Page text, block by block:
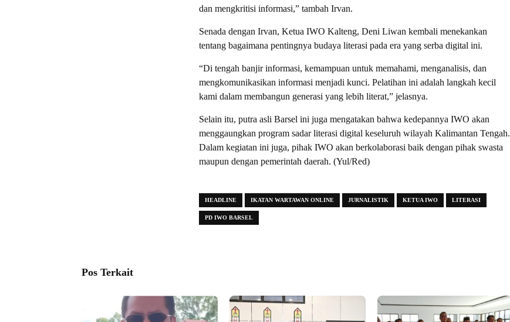
dan mengkritisi informasi,” tambah Irvan.
Senada dengan Irvan, Ketua IWO Kalteng, Deni Liwan kembali menekankan
tentang bagaimana pentingnya budaya literasi pada era yang serba digital ini.
“Di tengah banjir informasi, kemampuan untuk memahami, menganalisis, dan
mengkomunikasikan informasi menjadi kunci. Pelatihan ini adalah langkah kecil
kami dalam membangun generasi yang lebih literat,” jelasnya.
Selain itu, putra asli Barsel ini juga mengatakan bahwa kedepannya IWO akan
menggaungkan program sadar literasi digital keseluruh wilayah Kalimantan Tengah.
Dalam kegiatan ini juga, pihak IWO akan berkolaborasi baik dengan pihak swasta
maupun dengan pemerintah daerah. (Yul/Red)
HEADLINE IKATAN WARTAWAN ONLINE JURNALISTIK KETUA IWO LITERASI
PD IWO BARSEL
Pos Terkait